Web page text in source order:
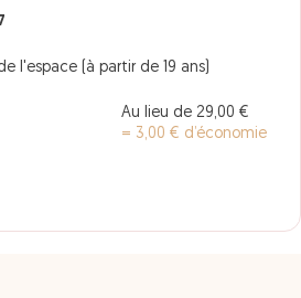
l'espace (à partir de 19 ans)
Au lieu de 29,00 €
= 3,00 € d’économie
pour Adulte à partir de 19 ans